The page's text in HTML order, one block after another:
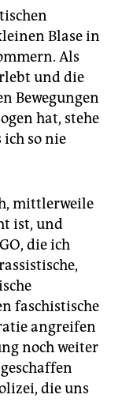
Blase in
Als
und die
Bewegungen
hat, stehe
ich so nie
mittlerweile
ist, und
die ich
faschistische
angreifen
noch weiter
die uns